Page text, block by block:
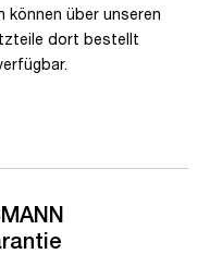
können über unseren
dort bestellt